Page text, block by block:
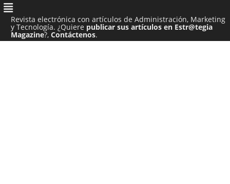
Revista electrónica con artículos de Administración, Marketing
y Tecnología. ¿Quiere publicar sus artículos en Estr@tegia
Magazine?, Contáctenos.